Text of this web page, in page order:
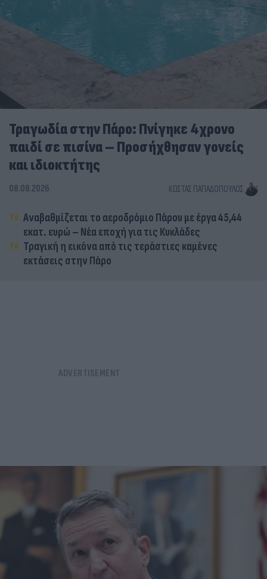
Τραγωδία στην Πάρο: Πνίγηκε 4χρονο
παιδί σε πισίνα – Προσήχθησαν γονείς
και ιδιοκτήτης
08.08.2026 ΚΏΣΤΑΣ ΠΑΠΑΔΌΠΟΥΛΟΣ
Αναβαθμίζεται το αεροδρόμιο Πάρου με έργα 45,44
εκατ. ευρώ – Νέα εποχή για τις Κυκλάδες
Τραγική η εικόνα από τις τεράστιες καμένες
εκτάσεις στην Πάρο